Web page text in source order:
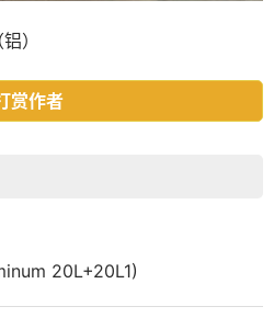
）
赏作者
20L+20L1)